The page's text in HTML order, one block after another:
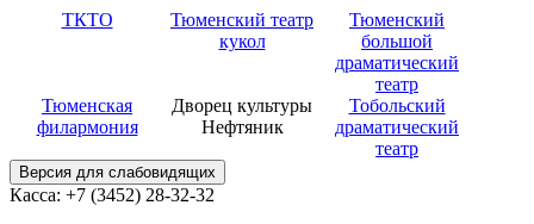
ТКТО
Тюменский театр
кукол
Тюменский
большой
драматический
театр
Тюменская
филармония
Дворец культуры
Нефтяник
Тобольский
драматический
театр
Версия для слабовидящих
Касса: +7 (3452) 28-32-32